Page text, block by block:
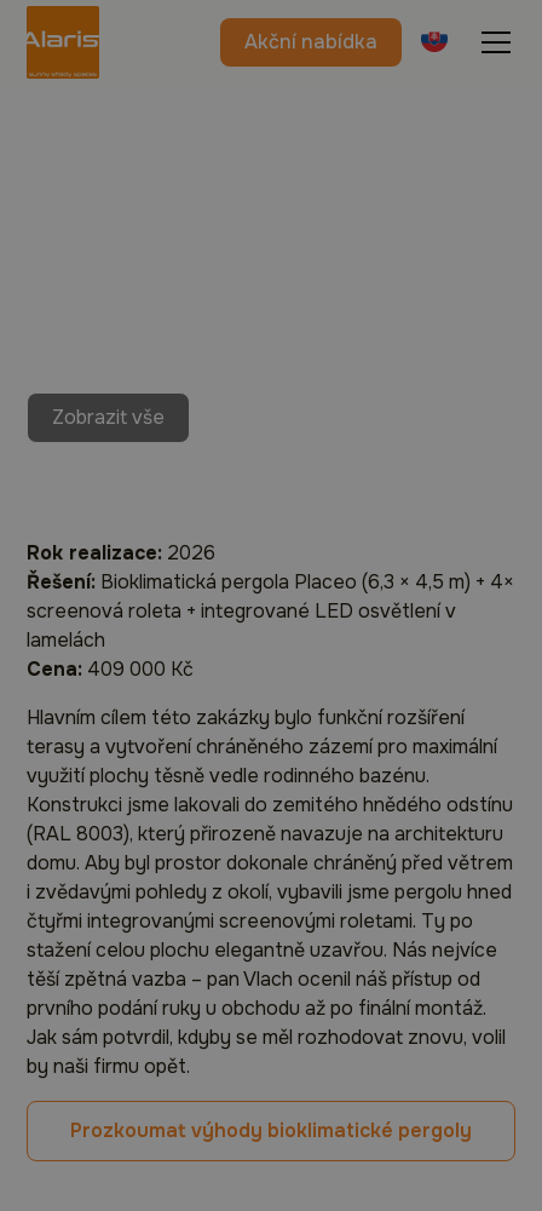
Akční nabídka
Zobrazit vše
Rok realizace: 2026
Řešení: Bioklimatická pergola Placeo (6,3 × 4,5 m) + 4×
screenová roleta + integrované LED osvětlení v
lamelách
Cena: 409 000 Kč
Hlavním cílem této zakázky bylo funkční rozšíření
terasy a vytvoření chráněného zázemí pro maximální
využití plochy těsně vedle rodinného bazénu.
Konstrukci jsme lakovali do zemitého hnědého odstínu
(RAL 8003), který přirozeně navazuje na architekturu
domu. Aby byl prostor dokonale chráněný před větrem
i zvědavými pohledy z okolí, vybavili jsme pergolu hned
čtyřmi integrovanými screenovými roletami. Ty po
stažení celou plochu elegantně uzavřou. Nás nejvíce
těší zpětná vazba – pan Vlach ocenil náš přístup od
prvního podání ruky u obchodu až po finální montáž.
Jak sám potvrdil, kdyby se měl rozhodovat znovu, volil
by naši firmu opět.
Prozkoumat výhody bioklimatické pergoly